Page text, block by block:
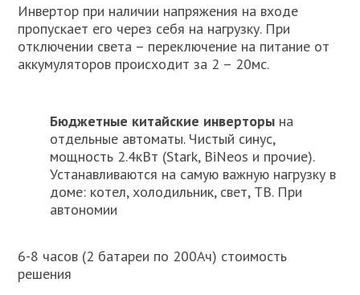
Инвертор при наличии напряжения на входе
пропускает его через себя на нагрузку. При
отключении света – переключение на питание от
аккумуляторов происходит за 2 – 20мс.
Бюджетные китайские инверторы на
отдельные автоматы. Чистый синус,
мощность 2.4кВт (Stark, BiNeos и прочие).
Устанавливаются на самую важную нагрузку в
доме: котел, холодильник, свет, ТВ. При
автономии
6-8 часов (2 батареи по 200Ач) стоимость
решения